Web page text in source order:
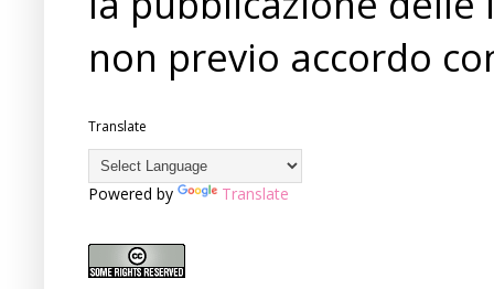
non previo accordo
Translate
Powered by Translate